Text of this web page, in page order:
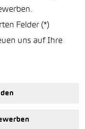
Felder (*)
uns auf Ihre